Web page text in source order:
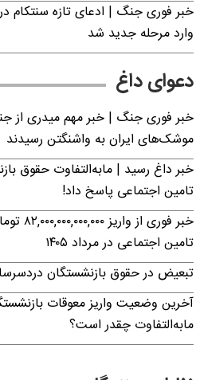
خبر فوری جنگ | ادعای تازه سنتکام
وارد مرحله جدید شد
دعوای داغ
خبر فوری جنگ | خبر مهم میدری از
موشک‌های ایران به واشنگتن رسیدند
خبر داغ رسید | مابه‌التفاوت حقوق
تامین اجتماعی پاسخ داد!
خبر
تامین اجتماعی در مرداد ۱۴۰۵
تبعیض در حقوق بازنشستگان
آخرین وضعیت واریز معوقات
مابه‌التفاوت چقدر است؟